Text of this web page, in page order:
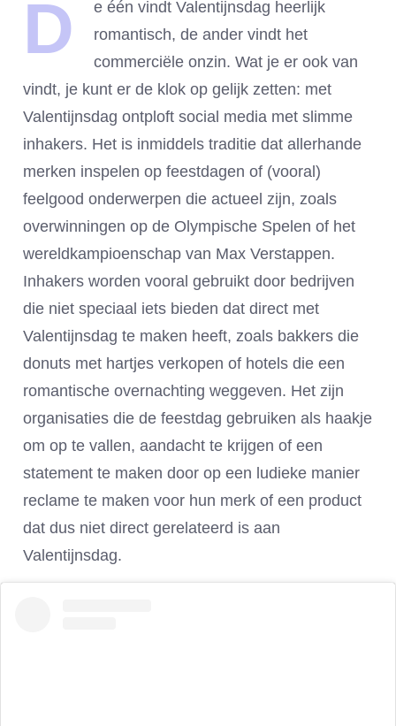
D
e één vindt Valentijnsdag heerlijk
romantisch, de ander vindt het
commerciële onzin. Wat je er ook van
vindt, je kunt er de klok op gelijk zetten: met
Valentijnsdag ontploft social media met slimme
inhakers. Het is inmiddels traditie dat allerhande
merken inspelen op feestdagen of (vooral)
feelgood onderwerpen die actueel zijn, zoals
overwinningen op de Olympische Spelen of het
wereldkampioenschap van Max Verstappen.
Inhakers worden vooral gebruikt door bedrijven
die niet speciaal iets bieden dat direct met
Valentijnsdag te maken heeft, zoals bakkers die
donuts met hartjes verkopen of hotels die een
romantische overnachting weggeven. Het zijn
organisaties die de feestdag gebruiken als haakje
om op te vallen, aandacht te krijgen of een
statement te maken door op een ludieke manier
reclame te maken voor hun merk of een product
dat dus niet direct gerelateerd is aan
Valentijnsdag.